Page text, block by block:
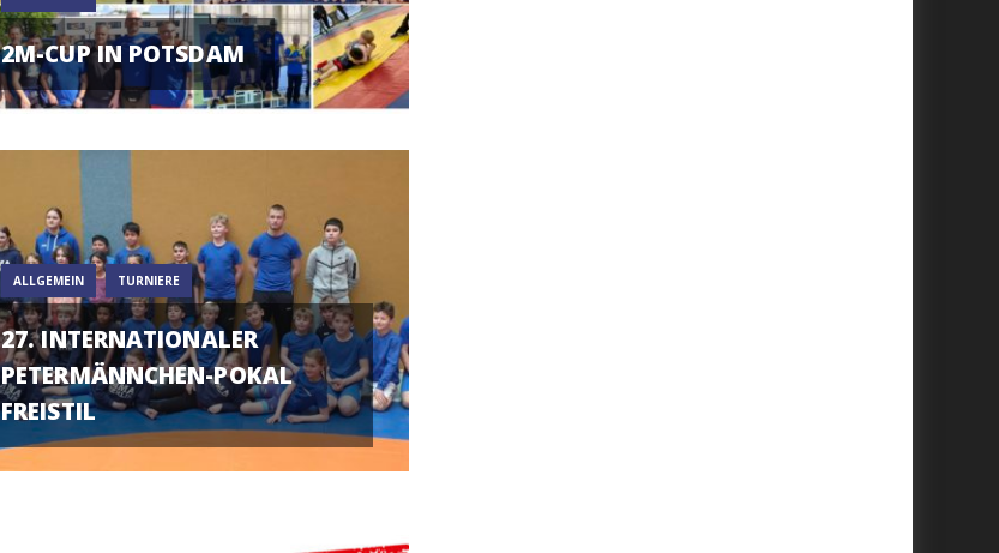
2M-CUP IN POTSDAM
ALLGEMEIN TURNIERE
27. INTERNATIONALER
PETERMÄNNCHEN-POKAL
FREISTIL